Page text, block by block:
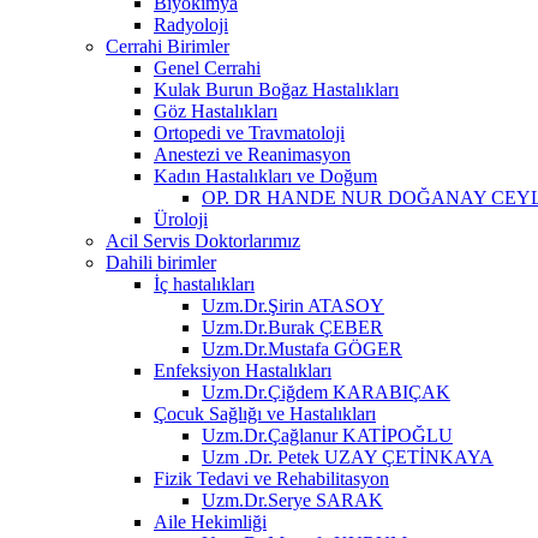
Radyoloji
Cerrahi Birimler
Genel Cerrahi
Kulak Burun Boğaz Hastalıkları
Göz Hastalıkları
Ortopedi ve Travmatoloji
Anestezi ve Reanimasyon
Kadın Hastalıkları ve Doğum
OP. DR HANDE NUR DOĞANAY
Üroloji
Acil Servis Doktorlarımız
Dahili birimler
İç hastalıkları
Uzm.Dr.Şirin ATASOY
Uzm.Dr.Burak ÇEBER
Uzm.Dr.Mustafa GÖGER
Enfeksiyon Hastalıkları
Uzm.Dr.Çiğdem KARABIÇAK
Çocuk Sağlığı ve Hastalıkları
Uzm.Dr.Çağlanur KATİPOĞLU
Uzm .Dr. Petek UZAY ÇETİNKAYA
Fizik Tedavi ve Rehabilitasyon
Uzm.Dr.Serye SARAK
Aile Hekimliği